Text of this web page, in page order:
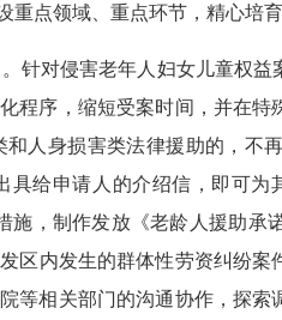
点领域、重点环节，精心培
针对侵害老年人妇女儿童权
程序，缩短受案时间，并在
人身损害类法律援助的，不
给申请人的介绍信，即可为
，制作发放《老龄人援助
区内发生的群体性劳资纠纷
等相关部门的沟通协作，探